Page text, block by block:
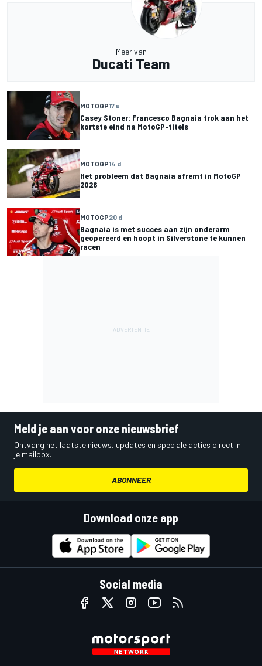
Meer van
Ducati Team
MOTOGP17 u
Casey Stoner: Francesco Bagnaia trok aan het
kortste eind na MotoGP-titels
MOTOGP14 d
Het probleem dat Bagnaia afremt in MotoGP
2026
MOTOGP20 d
Bagnaia is met succes aan zijn onderarm
geopereerd en hoopt in Silverstone te kunnen
racen
Meld je aan voor onze nieuwsbrief
Ontvang het laatste nieuws, updates en speciale acties direct in
je mailbox.
ABONNEER
Download onze app
Social media